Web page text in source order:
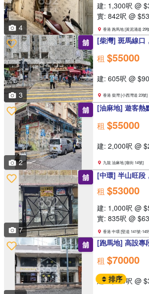
4
建: 1,300
實: 842呎 @
香港 跑馬地 [黃泥涌道 29
舖
3
[柴灣] 斑馬線口
租 $55000
建: 605呎 @
香港 柴灣 [小西灣道 23號]
舖
2
[油麻地] 遊客熱
租 $55000
建: 2,000
九龍 油麻地 [廟街 14號]
舖
7
[中環] 半山旺段
租 $53000
建: 1,000呎
實: 835呎 @
香港 中環 [堅道 141號-145
舖 [跑馬地] 高設專
租 $70000
建: 2,150
排序